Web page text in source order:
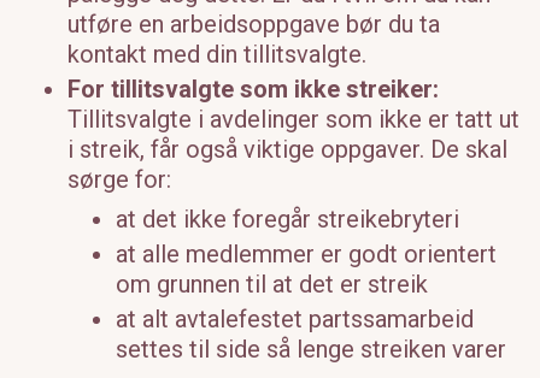
utføre en arbeidsoppgave bør du ta
kontakt med din tillitsvalgte.
For tillitsvalgte som ikke streiker:
Tillitsvalgte i avdelinger som ikke er tatt ut
i streik, får også viktige oppgaver. De skal
sørge for:
at det ikke foregår streikebryteri
at alle medlemmer er godt orientert
om grunnen til at det er streik
at alt avtalefestet partssamarbeid
settes til side så lenge streiken varer